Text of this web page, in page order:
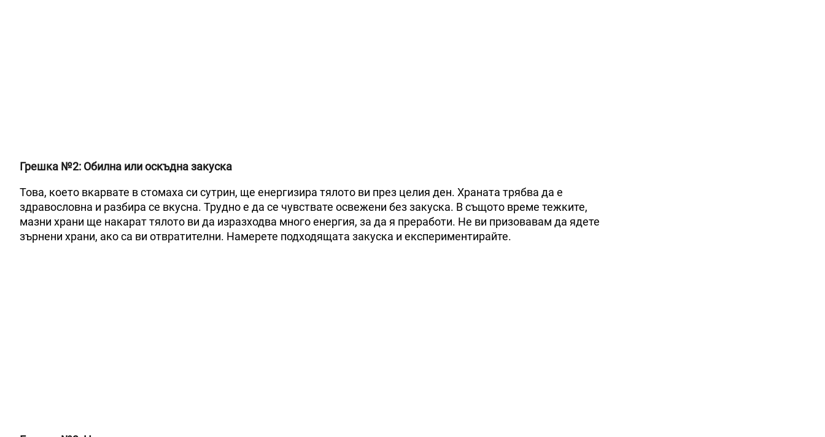
Грешка №2: Обилна или оскъдна закуска
Това, което вкарвате в стомаха си сутрин, ще енергизира тялото ви през целия ден. Храната трябва да е
здравословна и разбира се вкусна. Трудно е да се чувствате освежени без закуска. В същото време тежките,
мазни храни ще накарат тялото ви да изразходва много енергия, за да я преработи. Не ви призовавам да ядете
зърнени храни, ако са ви отвратителни. Намерете подходящата закуска и експериментирайте.